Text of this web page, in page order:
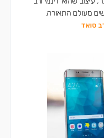
מעולם התאורה.
סואד